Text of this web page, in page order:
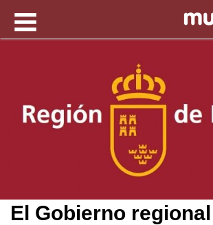
El Gobierno